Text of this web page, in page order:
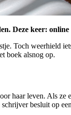
Deze keer:
Toch weerhield
boek alsnog op.
haar leven. Als
besluit op